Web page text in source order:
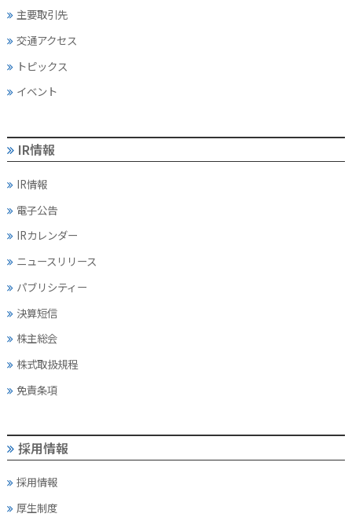
主要取引先
交通アクセス
トピックス
イベント
IR情報
IR情報
電子公告
IRカレンダー
ニュースリリース
パブリシティー
決算短信
株主総会
株式取扱規程
免責条項
採用情報
採用情報
厚生制度